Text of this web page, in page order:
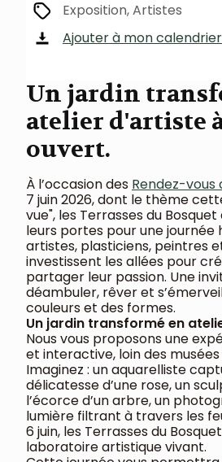
Exposition, Artistes
Ajouter à mon calendrier
Un jardin
atelier d'artiste
ouvert.
À l’occasion des Rendez-vous
7 juin 2026, dont le thème
vue", les Terrasses du
leurs portes pour une journée
artistes, plasticiens, peintres
investissent les allées pour
partager leur passion. Une
déambuler, rêver et
couleurs et des formes.
Un jardin transformé en
Nous vous proposons une
et interactive, loin des
Imaginez : un aquarelliste
délicatesse d’une rose, un
l’écorce d’un arbre, un
lumière filtrant à travers les
6 juin, les Terrasses du
laboratoire artistique vivant.